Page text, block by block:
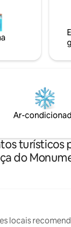
Ar-
turísticos
do
locais